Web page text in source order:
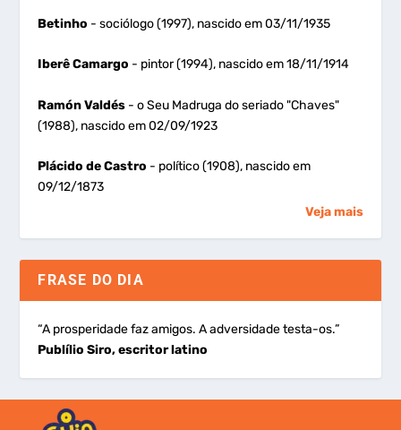
Betinho - sociólogo (1997), nascido em 03/11/1935
Iberê Camargo - pintor (1994), nascido em 18/11/1914
Ramón Valdés - o Seu Madruga do seriado "Chaves"
(1988), nascido em 02/09/1923
Plácido de Castro - político (1908), nascido em
09/12/1873
Veja mais
FRASE DO DIA
“A prosperidade faz amigos. A adversidade testa-os.”
Publílio Siro, escritor latino